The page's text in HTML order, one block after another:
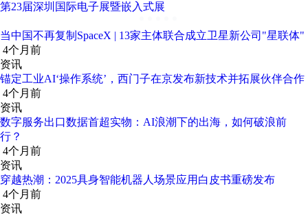
第23届深圳国际电子展暨嵌入式展
当中国不再复制SpaceX | 13家主体联合成立卫星新公司"星联体"
4个月前
资讯
锚定工业AI‘操作系统’，西门子在京发布新技术并拓展伙伴合作
4个月前
资讯
数字服务出口数据首超实物：AI浪潮下的出海，如何破浪前
行？
4个月前
资讯
穿越热潮：2025具身智能机器人场景应用白皮书重磅发布
4个月前
资讯